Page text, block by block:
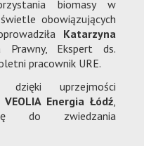
biomasy w
obowiązujących
Katarzyna
Prawny, Ekspert ds.
pracownik URE.
uprzejmości
Energia Łódź,
do zwiedzania